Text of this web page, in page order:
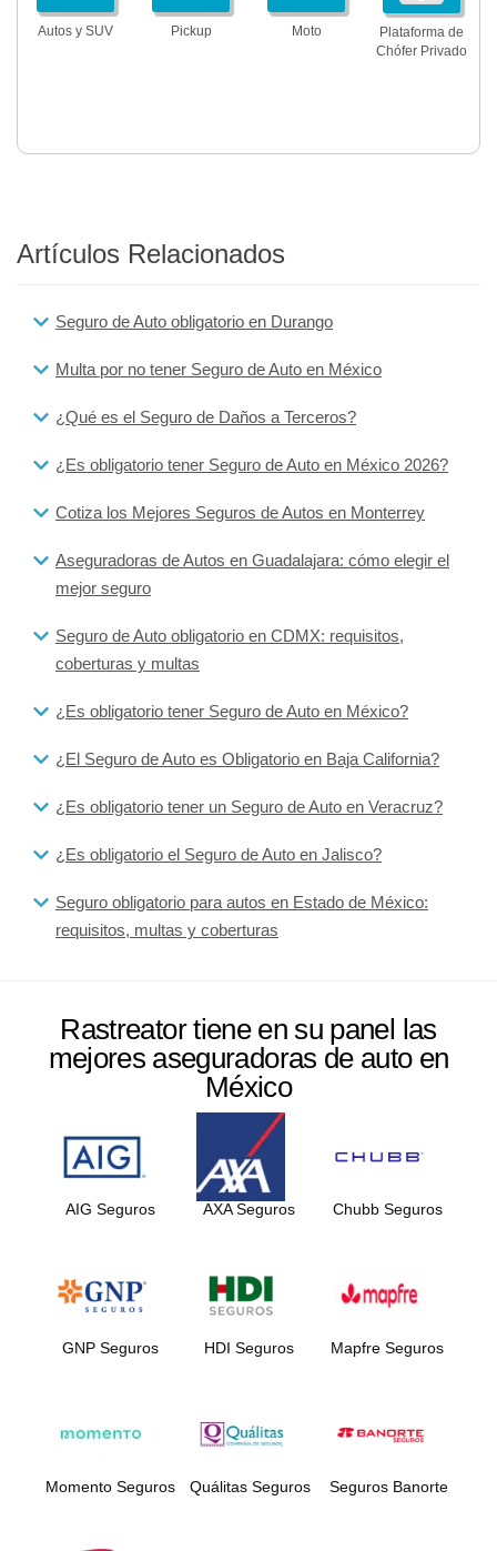
Autos y SUV Pickup Moto
Plataforma de
Chófer Privado
Artículos Relacionados
Seguro de Auto obligatorio en Durango
Multa por no tener Seguro de Auto en México
¿Qué es el Seguro de Daños a Terceros?
¿Es obligatorio tener Seguro de Auto en México 2026?
Cotiza los Mejores Seguros de Autos en Monterrey
Aseguradoras de Autos en Guadalajara: cómo elegir el
mejor seguro
Seguro de Auto obligatorio en CDMX: requisitos,
coberturas y multas
¿Es obligatorio tener Seguro de Auto en México?
¿El Seguro de Auto es Obligatorio en Baja California?
¿Es obligatorio tener un Seguro de Auto en Veracruz?
¿Es obligatorio el Seguro de Auto en Jalisco?
Seguro obligatorio para autos en Estado de México:
requisitos, multas y coberturas
Rastreator tiene en su panel las
mejores aseguradoras de auto en
México
AIG Seguros AXA Seguros Chubb Seguros
GNP Seguros HDI Seguros Mapfre Seguros
Momento Seguros Quálitas Seguros Seguros Banorte